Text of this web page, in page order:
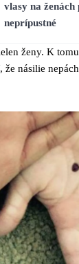
vlasy na ženách
neprípustné
ženy. K
že násilie